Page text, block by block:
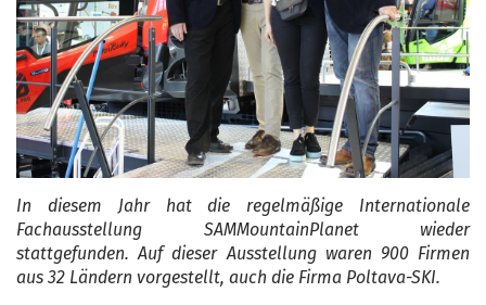
In diesem Jahr hat die regelmäßige Internationale
Fachausstellung SAMMountainPlanet wieder
stattgefunden. Auf dieser Ausstellung waren 900 Firmen
aus 32 Ländern vorgestellt, auch die Firma Poltava-SKI.